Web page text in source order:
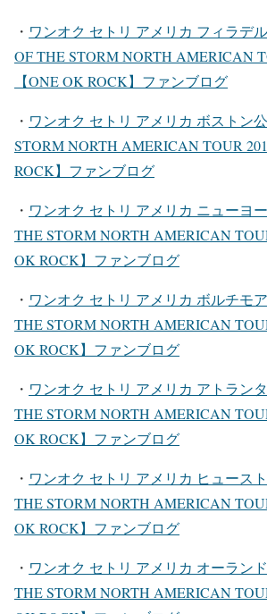
・ ワンオク セトリ アメリカ フィラデ
OF THE STORM NORTH AMERICAN
【ONE OK ROCK】ファンブログ
・ ワンオク セトリ アメリカ ボストン
STORM NORTH AMERICAN TOUR
ROCK】ファンブログ
・ ワンオク セトリ アメリカ ニューヨ
THE STORM NORTH AMERICAN
OK ROCK】ファンブログ
・ ワンオク セトリ アメリカ ボルチモ
THE STORM NORTH AMERICAN
OK ROCK】ファンブログ
・ ワンオク セトリ アメリカ アトラン
THE STORM NORTH AMERICAN
OK ROCK】ファンブログ
・ ワンオク セトリ アメリカ ヒュース
THE STORM NORTH AMERICAN
OK ROCK】ファンブログ
・ ワンオク セトリ アメリカ オーラン
THE STORM NORTH AMERICAN